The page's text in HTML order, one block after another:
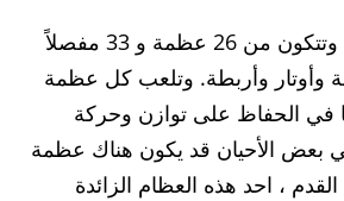
قدم الإنسان معقدة وتتكون من 26 عظمة و 33 مفصلاً
وأوتار وأربطة. وتلعب كل عظمة
في الحفاظ على توازن وحركة
بعض الأحيان قد يكون هناك عظمة
، احد هذه العظام الزائدة